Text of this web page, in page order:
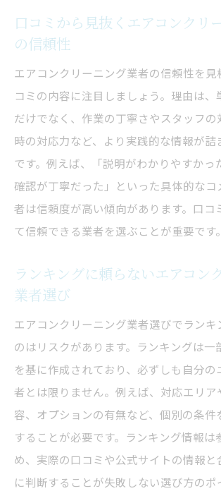
口コミから見抜くエアコンクリ
の信頼性
エアコンクリーニング業者の信頼性を見
コミの内容に注目しましょう。理由は、
だけでなく、作業の丁寧さやスタッフの
時の対応力など、より実践的な情報が詰
です。例えば、「説明がわかりやすかっ
確認が丁寧だった」といった具体的なコ
者は信頼度が高い傾向があります。口コ
て信頼できる業者を選ぶことが重要です。
ランキングに頼らないエアコン
業者選び
エアコンクリーニング業者選びでランキ
のはリスクがあります。ランキングは一
を基に作成されており、必ずしも自分の
者とは限りません。例えば、対応エリア
容、オプションの有無など、個別の条件
することが必要です。ランキング情報は
め、実際の口コミや公式サイトの情報と
に判断することが失敗しない選び方のポ